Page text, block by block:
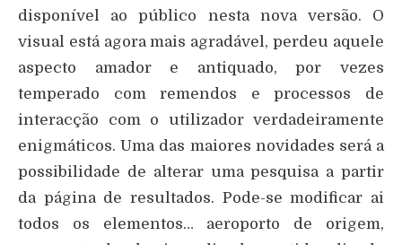
disponível ao público nesta nova versão. O
visual está agora mais agradável, perdeu aquele
aspecto amador e antiquado, por vezes
temperado com remendos e processos de
interacção com o utilizador verdadeiramente
enigmáticos. Uma das maiores novidades será a
possibilidade de alterar uma pesquisa a partir
da página de resultados. Pode-se modificar ai
todos os elementos… aeroporto de origem,